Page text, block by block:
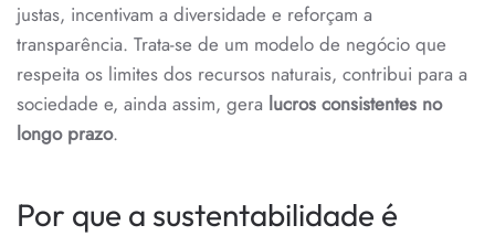
justas, incentivam a diversidade e reforçam a
transparência. Trata-se de um modelo de negócio que
respeita os limites dos recursos naturais, contribui para a
sociedade e, ainda assim, gera lucros consistentes no
longo prazo.
Por que a sustentabilidade é